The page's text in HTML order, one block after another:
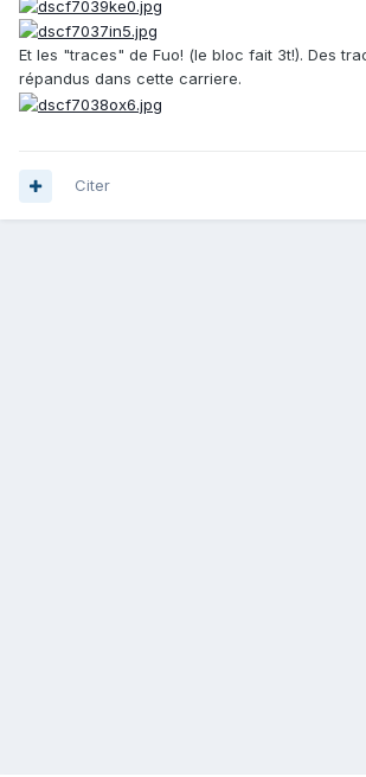
Et les "traces" de Fuo! (le bloc fait 3t!). Des
répandus dans cette carriere.
Citer